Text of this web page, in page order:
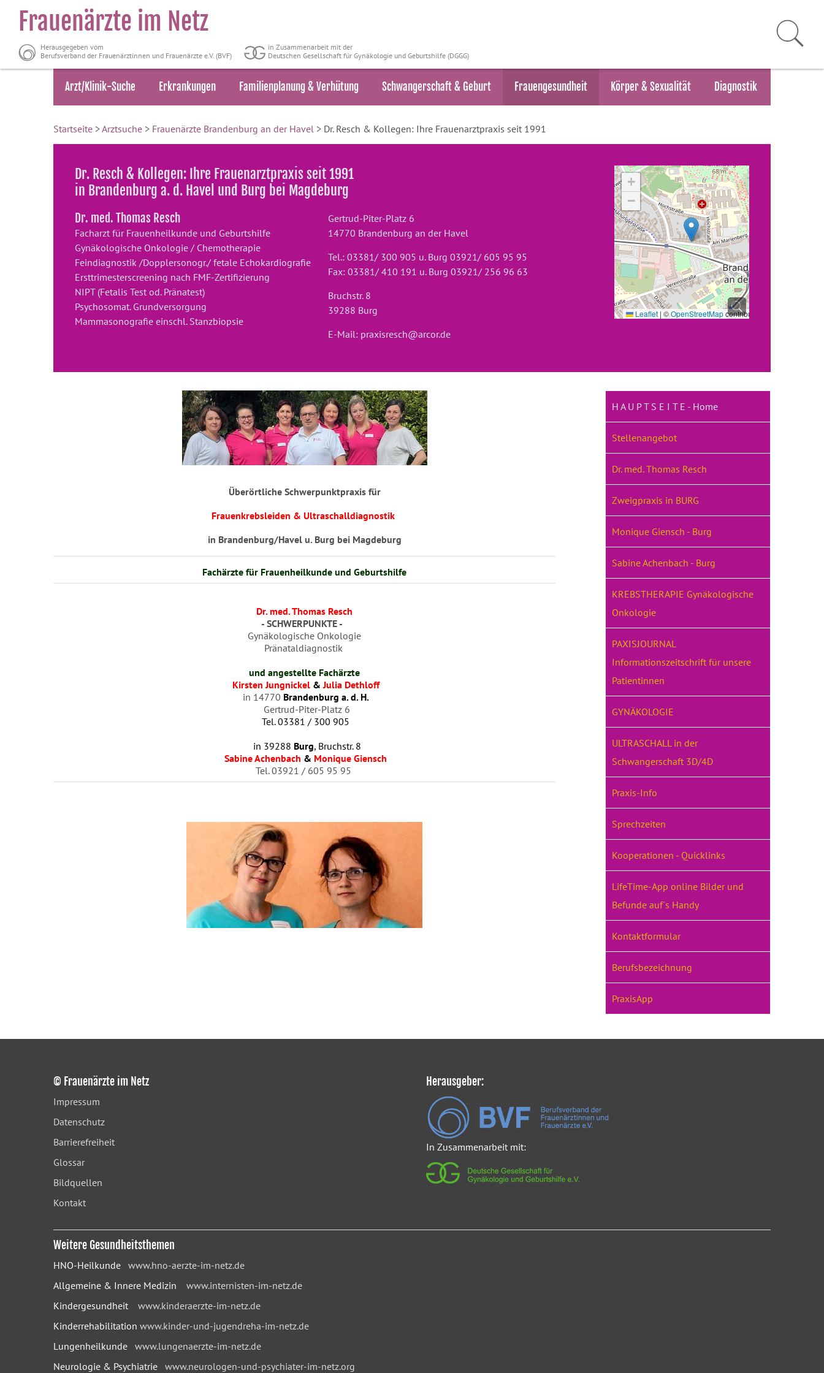
Frauenärzte im Netz
Herausgegeben vom
Berufsverband der Frauenärztinnen und Frauenärzte e.V. (BVF)
in Zusammenarbeit mit der
Deutschen Gesellschaft für Gynäkologie und Geburtshilfe (DGGG)
Arzt/Klinik-Suche Erkrankungen Familienplanung & Verhütung Schwangerschaft & Geburt Frauengesundheit Körper & Sexualität Diagnostik
Startseite >Arztsuche > Frauenärzte Brandenburg an der Havel > Dr. Resch & Kollegen: Ihre Frauenarztpraxis seit 1991
Dr. Resch & Kollegen: Ihre Frauenarztpraxis seit 1991
in Brandenburg a. d. Havel und Burg bei Magdeburg
Dr. med. Thomas Resch
Facharzt für Frauenheilkunde und Geburtshilfe
Gynäkologische Onkologie / Chemotherapie
Feindiagnostik /Dopplersonogr./ fetale Echokardiografie
Ersttrimesterscreening nach FMF-Zertifizierung
NIPT (Fetalis Test od. Pränatest)
Psychosomat. Grundversorgung
Mammasonografie einschl. Stanzbiopsie
Gertrud-Piter-Platz 6
14770 Brandenburg an der Havel
Tel.: 03381/ 300 905 u. Burg 03921/ 605 95 95
Fax: 03381/ 410 191 u. Burg 03921/ 256 96 63
Bruchstr. 8
39288 Burg
E-Mail: praxisresch@arcor.de
+
−
Leaflet | ©OpenStreetMapcontributors
Überörtliche Schwerpunktpraxis für
Frauenkrebsleiden & Ultraschalldiagnostik
in Brandenburg/Havel u. Burg bei Magdeburg
Fachärzte für Frauenheilkunde und Geburtshilfe
Dr. med. Thomas Resch
- SCHWERPUNKTE -
Gynäkologische Onkologie
Pränataldiagnostik
und angestellte Fachärzte
Kirsten Jungnickel & Julia Dethloff
in 14770 Brandenburg a. d. H.
Gertrud-Piter-Platz 6
Tel. 03381 / 300 905
in 39288 Burg, Bruchstr. 8
Sabine Achenbach & Monique Giensch
Tel. 03921 / 605 95 95
H A U P T S E I T E - Home
Stellenangebot
Dr. med. Thomas Resch
Zweigpraxis in BURG
Monique Giensch - Burg
Sabine Achenbach - Burg
KREBSTHERAPIE Gynäkologische
Onkologie
PAXISJOURNAL
Informationszeitschrift für unsere
Patientinnen
GYNÄKOLOGIE
ULTRASCHALL in der
Schwangerschaft 3D/4D
Praxis-Info
Sprechzeiten
Kooperationen - Quicklinks
LifeTime-App online Bilder und
Befunde auf´s Handy
Kontaktformular
Berufsbezeichnung
PraxisApp
© Frauenärzte im Netz
Impressum
Datenschutz
Barrierefreiheit
Glossar
Bildquellen
Kontakt
Herausgeber:
In Zusammenarbeit mit:
Weitere Gesundheitsthemen
HNO-Heilkunde www.hno-aerzte-im-netz.de
Allgemeine & Innere Medizin www.internisten-im-netz.de
Kindergesundheit www.kinderaerzte-im-netz.de
Kinderrehabilitation www.kinder-und-jugendreha-im-netz.de
Lungenheilkunde www.lungenaerzte-im-netz.de
Neurologie & Psychiatrie www.neurologen-und-psychiater-im-netz.org